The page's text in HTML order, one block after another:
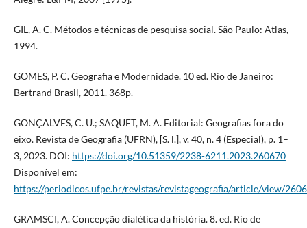
GIL, A. C. Métodos e técnicas de pesquisa social. São Paulo: Atlas,
1994.
GOMES, P. C. Geografia e Modernidade. 10 ed. Rio de Janeiro:
Bertrand Brasil, 2011. 368p.
GONÇALVES, C. U.; SAQUET, M. A. Editorial: Geografias fora do
eixo. Revista de Geografia (UFRN), [S. l.], v. 40, n. 4 (Especial), p. 1–
3, 2023. DOI: https://doi.org/10.51359/2238-6211.2023.260670
Disponível em:
https://periodicos.ufpe.br/revistas/revistageografia/article/view/
GRAMSCI, A. Concepção dialética da história. 8. ed. Rio de